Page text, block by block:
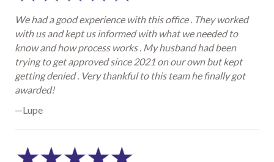
We had a good experience with this office . They worked
with us and kept us informed with what we needed to
know and how process works . My husband had been
trying to get approved since 2021 on our own but kept
getting denied . Very thankful to this team he finally got
awarded!
—Lupe